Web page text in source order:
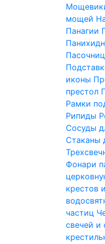
мощей
Панагии
иконы
престол
Рамки
Рипиды
Сосуды
Стаканы
Фонари
крестов
частиц
свечей и